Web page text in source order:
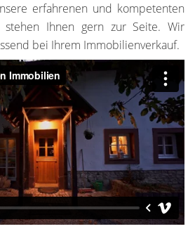
erfahrenen und kompetenten
Ihnen gern zur Seite. Wir
bei Ihrem Immobilienverkauf.